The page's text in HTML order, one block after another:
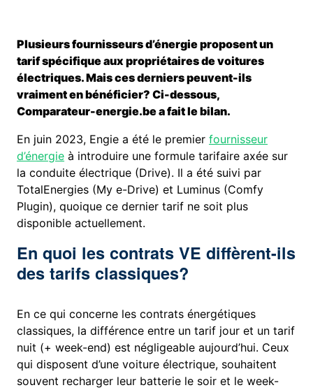
Plusieurs fournisseurs d’énergie proposent un
tarif spécifique aux propriétaires de voitures
électriques. Mais ces derniers peuvent-ils
vraiment en bénéficier? Ci-dessous,
Comparateur-energie.be a fait le bilan.
En juin 2023, Engie a été le premierfournisseur
d’énergie à introduire une formule tarifaire axée sur
la conduite électrique (Drive). Il a été suivi par
TotalEnergies (My e-Drive) et Luminus (Comfy
Plugin), quoique ce dernier tarif ne soit plus
disponible actuellement.
En quoi les contrats VE diffèrent-ils
des tarifs classiques?
En ce qui concerne les contrats énergétiques
classiques, la différence entre un tarif jour et un tarif
nuit (+ week-end) est négligeable aujourd’hui. Ceux
qui disposent d’une voiture électrique, souhaitent
souvent recharger leur batterie le soir et le week-